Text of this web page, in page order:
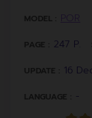
MODEL :
PAGE : 247 P.
UPDATE : 16
LANGUAGE : -